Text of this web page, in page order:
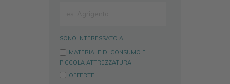
SONO INTERESSATO A
MATERIALE DI CONSUMO E
PICCOLA ATTREZZATURA
OFFERTE